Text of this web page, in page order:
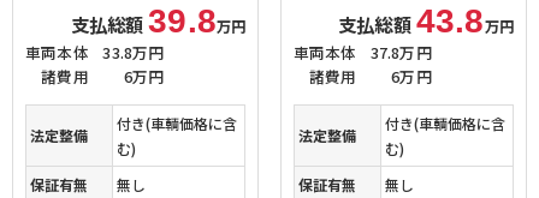
支払総額39.8万円
車両本体
33.8万円
諸費用
6万円
法定整備
付き(車輌価格に含
む)
保証有無
無し
支払総額43.8万円
車両本体
37.8万円
諸費用
6万円
法定整備
付き(車輌価格に含
む)
保証有無
無し